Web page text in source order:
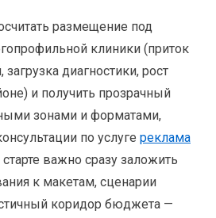
размещение под
клиники (приток
диагностики, рост
и получить прозрачный
зонами и форматами,
по услуге реклама
старте важно сразу заложить
к макетам, сценарии
коридор бюджета —